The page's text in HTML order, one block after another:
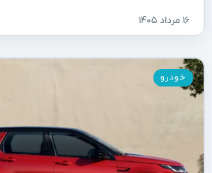
۱۶ مرداد ۱۴۰۵
خودرو